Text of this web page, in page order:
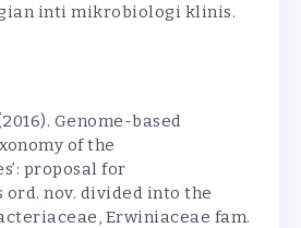
inti mikrobiologi klinis.
Genome-based
of the
proposal for
nov. divided into the
Erwiniaceae fam.